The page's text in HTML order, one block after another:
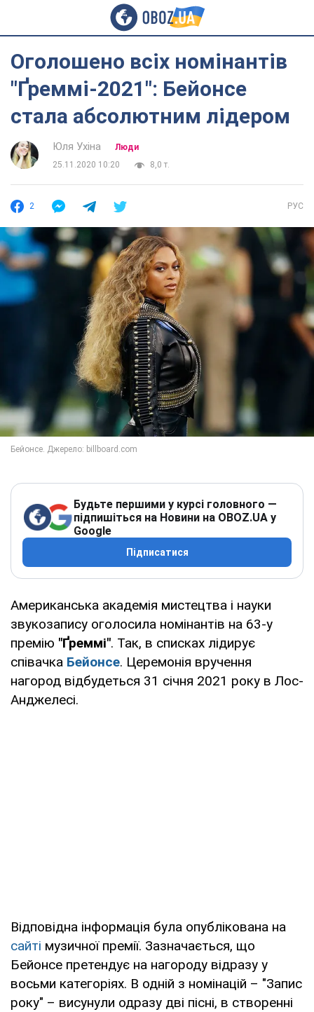
Оголошено всіх номінантів
"Ґреммі-2021": Бейонсе
стала абсолютним лідером
Юля Ухіна
Люди
25.11.2020 10:20
8,0 т.
2 РУС
Будьте першими у курсі головного —
підпишіться на Новини на OBOZ.UA у
Google
Підписатися
Американська академія мистецтва і науки
звукозапису оголосила номінантів на 63-у
премію "Ґреммі". Так, в списках лідирує
співачка Бейонсе. Церемонія вручення
нагород відбудеться 31 січня 2021 року в Лос-
Анджелесі.
Відповідна інформація була опублікована на
сайті музичної премії. Зазначається, що
Бейонсе претендує на нагороду відразу у
восьми категоріях. В одній з номінацій – "Запис
року" – висунули одразу дві пісні, в створенні